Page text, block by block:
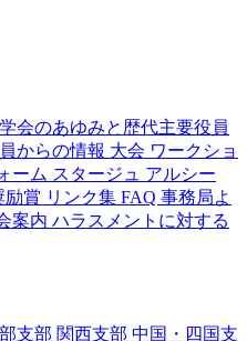
学会のあゆみと歴代主要役員
からの情報 大会 ワークショ
ーム スタージュ アルシー
励賞 リンク集 FAQ 事務局よ
案内 ハラスメントに対する
支部 関西支部 中国・四国支